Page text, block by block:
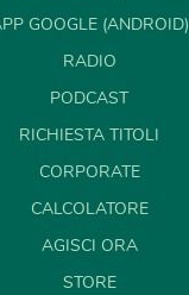
GOOGLE (ANDROID)
RADIO
PODCAST
RICHIESTA TITOLI
CORPORATE
CALCOLATORE
AGISCI ORA
STORE